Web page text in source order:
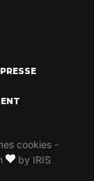
cookies -
by IRIS